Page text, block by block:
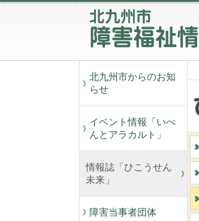
北九州市からのお知
らせ
イベント情報「いべ
んとアラカルト」
情報誌「ひこうせん
未来」
障害当事者団体